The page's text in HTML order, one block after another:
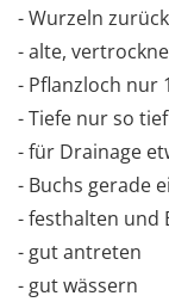
- Wurzeln
- alte,
- Pflanzloch nur
- Tiefe nur so
- für Drainage
- Buchs gerade
- festhalten und
- gut antreten
- gut wässern